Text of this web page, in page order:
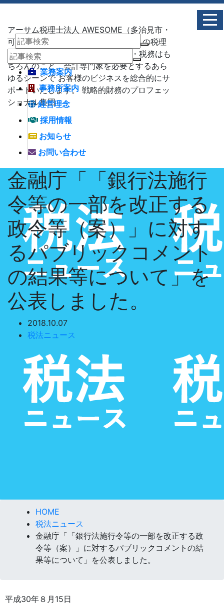
アーサム税理士法人 AWESOME（多治見市・
可児市・瑞浪市・土岐市） -地域No1 の税理
士法人 アーサム税理士法人 – 会計・税務はも
ちろんのこと、会計専門家を必要とするあら
ゆるシーンで お客様のビジネスを総合的にサ
ポートいたします。 戦略的財務のプロフェッ
ショナル集団
業務案内
事務所案内
経営理念
採用情報
お知らせ
お問い合わせ
金融庁「「銀行法施行
令等の一部を改正する
政令等（案）」に対す
るパブリックコメント
の結果等について」を
公表しました。
2018.10.07
税法ニュース
HOME
税法ニュース
金融庁「「銀行法施行令等の一部を改正する政
令等（案）」に対するパブリックコメントの結
果等について」を公表しました。
平成30年８月15日